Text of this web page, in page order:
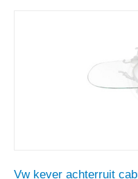
Vw kever achterruit